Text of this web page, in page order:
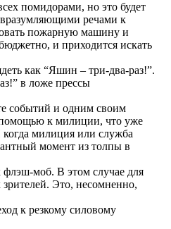
помидорами, но это будет
вразумляющими речами к
пожарную машину и
и приходится искать
как “Яшин – три-два-раз!”.
в ложе прессы
событий и одним своим
помощью к милиции, что уже
когда милиция или служба
момент из толпы в
моб. В этом случае для
Это, несомненно,
к резкому силовому